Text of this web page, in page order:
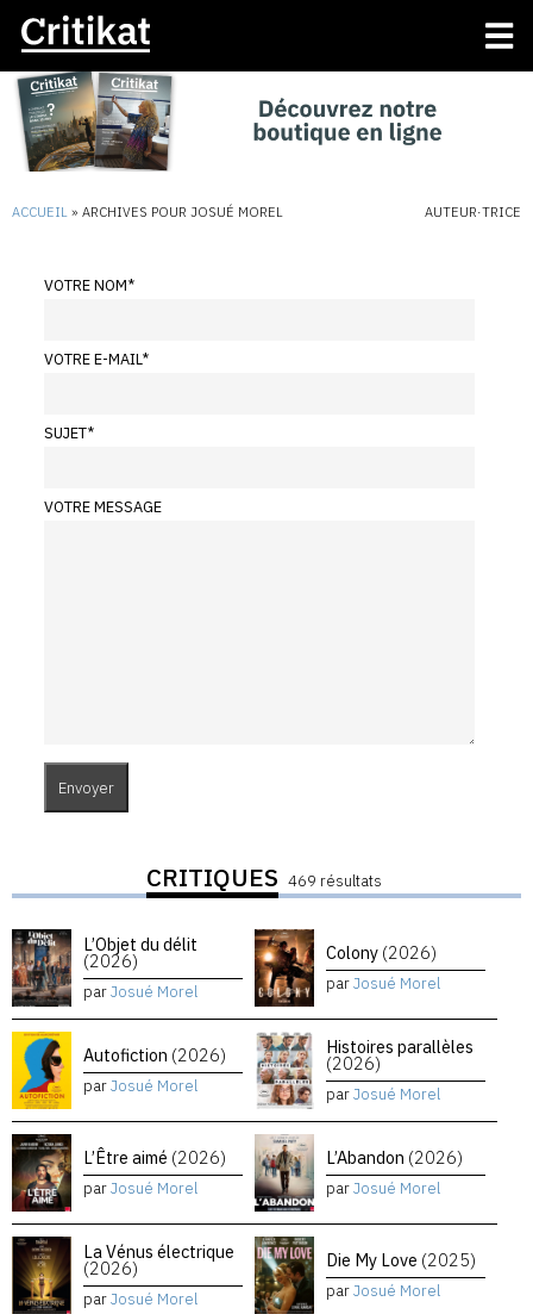
ACCUEIL » ARCHIVES POUR JOSUÉ MOREL AUTEUR·TRICE
VOTRE NOM*
VOTRE E-MAIL*
SUJET*
VOTRE MESSAGE
CRITIQUES 469 résultats
L’Objet du délit
(2026)
parJosué Morel
Colony (2026)
parJosué Morel
Autofiction (2026)
parJosué Morel
Histoires parallèles
(2026)
parJosué Morel
L’Être aimé (2026)
parJosué Morel
L’Abandon (2026)
parJosué Morel
La Vénus électrique
(2026)
parJosué Morel
Die My Love (2025)
parJosué Morel